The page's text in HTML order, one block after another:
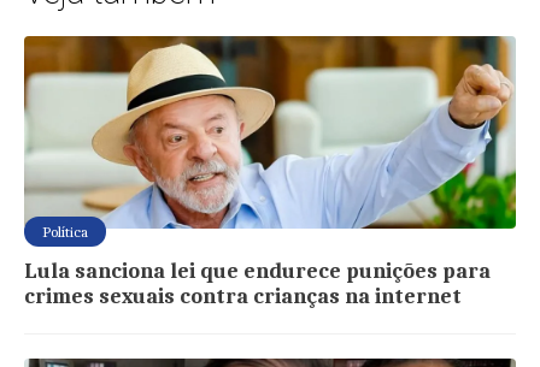
Política
Lula sanciona lei que endurece punições para
crimes sexuais contra crianças na internet